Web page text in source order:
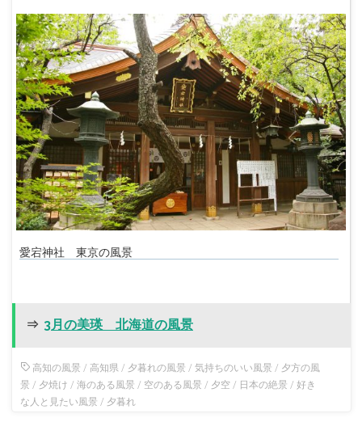
愛宕神社 東京の風景
⇒ 3月の美瑛 北海道の風景
高知の風景 / 高知県/ 夕暮れの風景 / 気持ちのいい風景 / 夕方の風
景 / 夕焼け / 海のある風景 / 空のある風景 / 夕空/ 日本の絶景 / 好き
な人と見たい風景 / 夕暮れ